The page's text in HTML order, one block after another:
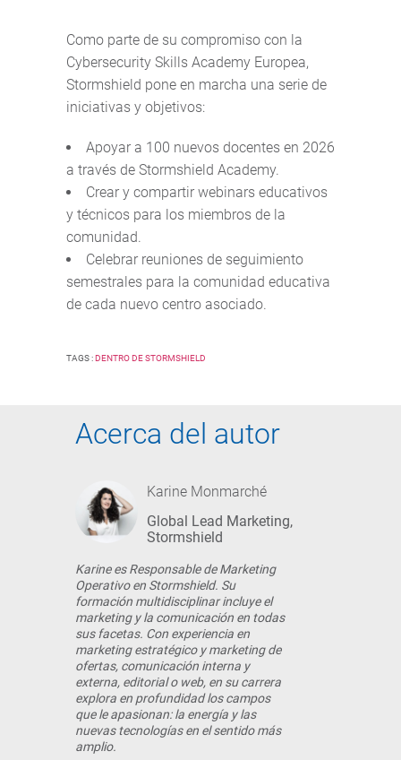
Como parte de su compromiso con la
Cybersecurity Skills Academy Europea,
Stormshield pone en marcha una serie de
iniciativas y objetivos:
Apoyar a 100 nuevos docentes en 2026
a través de Stormshield Academy.
Crear y compartir webinars educativos
y técnicos para los miembros de la
comunidad.
Celebrar reuniones de seguimiento
semestrales para la comunidad educativa
de cada nuevo centro asociado.
TAGS :DENTRO DE STORMSHIELD
Acerca del autor
Karine Monmarché
Global Lead Marketing,
Stormshield
Karine es Responsable de Marketing
Operativo en Stormshield. Su
formación multidisciplinar incluye el
marketing y la comunicación en todas
sus facetas. Con experiencia en
marketing estratégico y marketing de
ofertas, comunicación interna y
externa, editorial o web, en su carrera
explora en profundidad los campos
que le apasionan: la energía y las
nuevas tecnologías en el sentido más
amplio.